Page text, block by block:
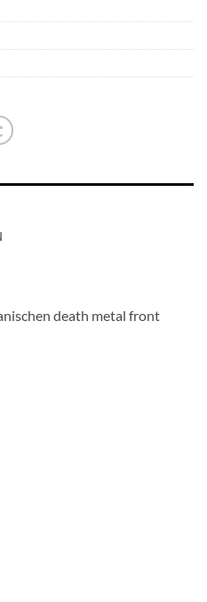
death metal front